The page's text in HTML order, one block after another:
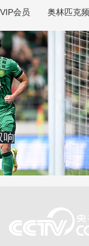
VIP会员 奥林匹克
响